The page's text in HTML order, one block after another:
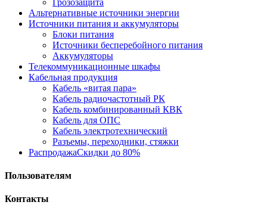
Альтернативные источники энергии
Источники питания и аккумуляторы
Блоки питания
Источники бесперебойного питания
Аккумуляторы
Телекоммуникационные шкафы
Кабельная продукция
Кабель «витая пара»
Кабель радиочастотный РК
Кабель комбинированный КВК
Кабель для ОПС
Кабель электротехнический
Разъемы, переходники, стяжки
РаспродажаСкидки до 80%
Пользователям
Контакты